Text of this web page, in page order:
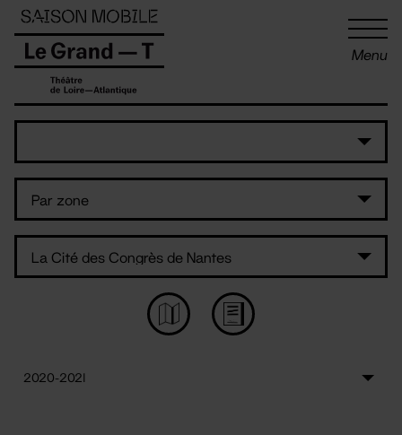
Menu
Panneau de gestion des cookies